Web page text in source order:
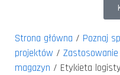
Strona główna / Poznaj
projektów / Zastosowanie
magazyn / Etykieta